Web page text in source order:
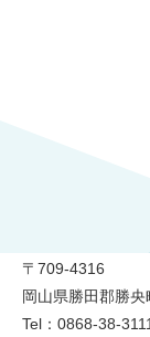
〒709-4316
岡山県勝田郡勝央
Tel：0868-38-